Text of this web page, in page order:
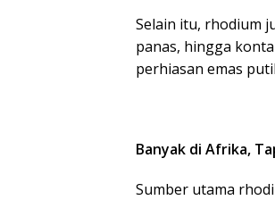
Selain itu, rhodium
panas, hingga
perhiasan emas
Banyak di Afrika,
Sumber utama